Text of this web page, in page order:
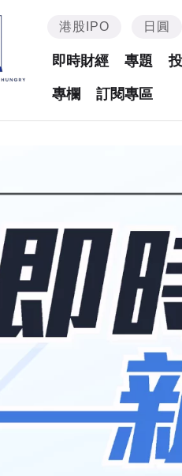
港股IPO 日圓
即時財經 專題
專欄 訂閱專區